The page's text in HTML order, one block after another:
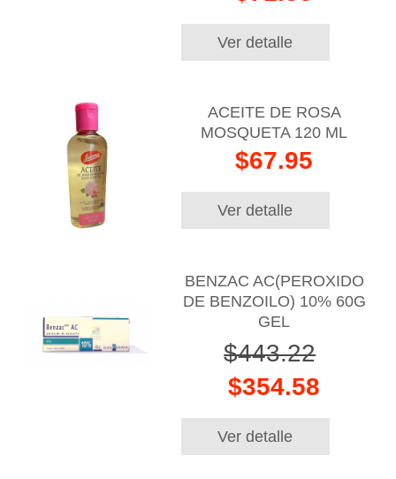
Ver detalle
ACEITE DE ROSA
MOSQUETA 120 ML
$67.95
Ver detalle
BENZAC AC(PEROXIDO
DE BENZOILO) 10% 60G
GEL
$443.22
$354.58
Ver detalle